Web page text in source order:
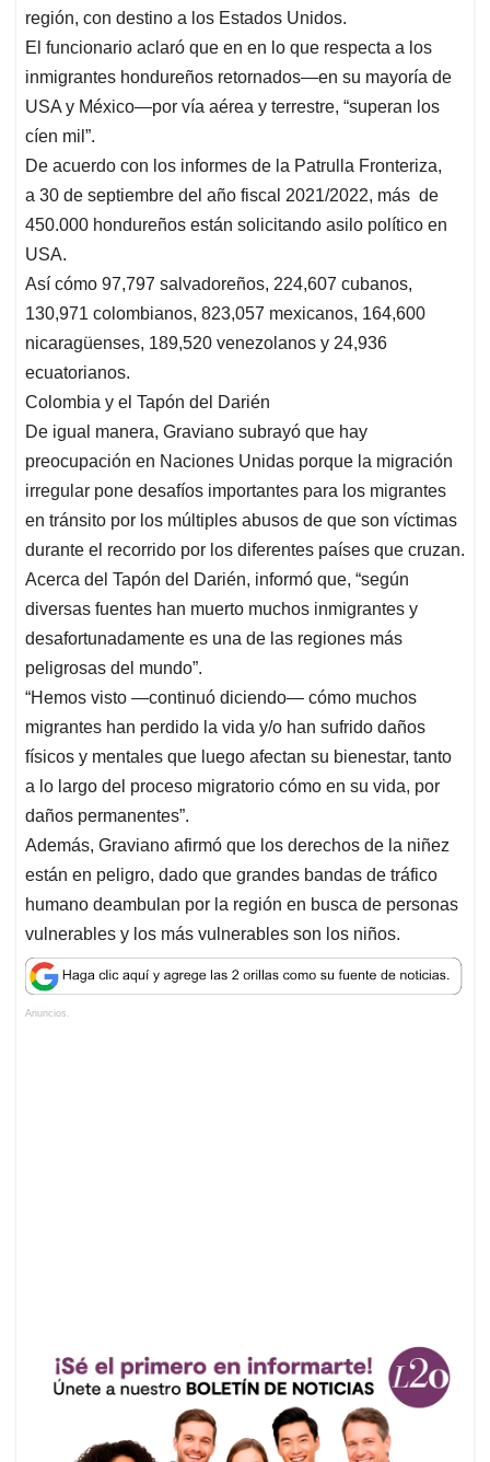
región, con destino a los Estados Unidos.
El funcionario aclaró que en en lo que respecta a los
inmigrantes hondureños retornados—en su mayoría de
USA y México—por vía aérea y terrestre, “superan los
cíen mil”.
De acuerdo con los informes de la Patrulla Fronteriza,
a 30 de septiembre del año fiscal 2021/2022, más de
450.000 hondureños están solicitando asilo político en
USA.
Así cómo 97,797 salvadoreños, 224,607 cubanos,
130,971 colombianos, 823,057 mexicanos, 164,600
nicaragüenses, 189,520 venezolanos y 24,936
ecuatorianos.
Colombia y el Tapón del Darién
De igual manera, Graviano subrayó que hay
preocupación en Naciones Unidas porque la migración
irregular pone desafíos importantes para los migrantes
en tránsito por los múltiples abusos de que son víctimas
durante el recorrido por los diferentes países que cruzan.
Acerca del Tapón del Darién, informó que, “según
diversas fuentes han muerto muchos inmigrantes y
desafortunadamente es una de las regiones más
peligrosas del mundo”.
“Hemos visto —continuó diciendo— cómo muchos
migrantes han perdido la vida y/o han sufrido daños
físicos y mentales que luego afectan su bienestar, tanto
a lo largo del proceso migratorio cómo en su vida, por
daños permanentes”.
Además, Graviano afirmó que los derechos de la niñez
están en peligro, dado que grandes bandas de tráfico
humano deambulan por la región en busca de personas
vulnerables y los más vulnerables son los niños.
Anuncios.